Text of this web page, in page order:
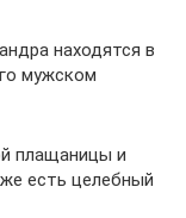
находятся в
мужском
плащаницы и
есть целебный